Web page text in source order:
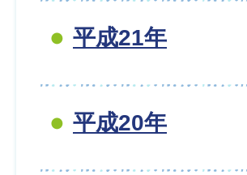
平成21年
平成20年